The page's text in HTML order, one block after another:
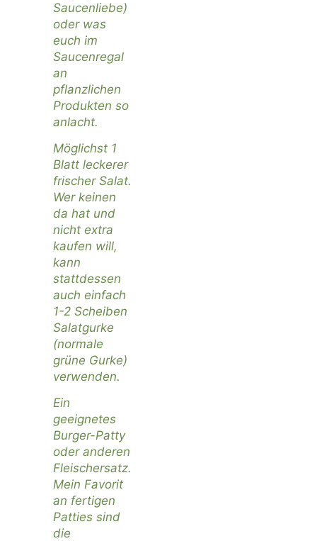
Saucenliebe)
oder was
euch im
Saucenregal
an
pflanzlichen
Produkten so
anlacht.
Möglichst 1
Blatt leckerer
frischer Salat.
Wer keinen
da hat und
nicht extra
kaufen will,
kann
stattdessen
auch einfach
1-2 Scheiben
Salatgurke
(normale
grüne Gurke)
verwenden.
Ein
geeignetes
Burger-Patty
oder anderen
Fleischersatz.
Mein Favorit
an fertigen
Patties sind
die